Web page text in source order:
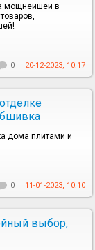
мощнейшей в
0 20-12-2023, 10:17
дома плитами и
0 11-01-2023, 10:10
выбор,